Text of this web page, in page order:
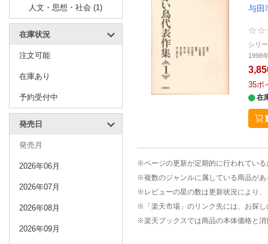
人文・思想・社会 (1)
在庫状況
注文可能
在庫あり
予約受付中
発売日
発売月
2026年06月
2026年07月
2026年08月
2026年09月
与田
シリ
1998
35ポ
在
※ページの更新が定期的に行われてい
※複数のジャンルに属している商品が
※レビューの星の数は更新状況により
※「楽天市場」のリンク先には、お探
※楽天ブックスでは商品の本体価格と